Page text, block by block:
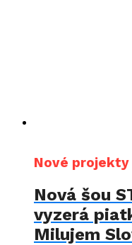
Nové projekty
Nová šou
vyzerá
Milujem